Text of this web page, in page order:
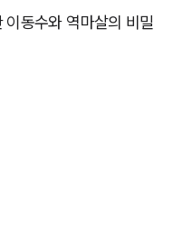
동수와 역마살의 비밀